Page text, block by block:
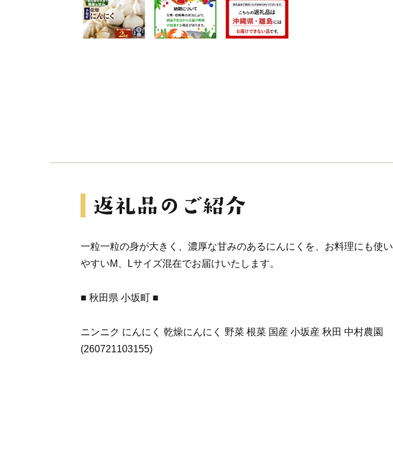
一粒一粒の身が大きく、濃厚な甘みのあるにんにくを、お料理にも使い
やすいM、Lサイズ混在でお届けいたします。
■ 秋田県 小坂町 ■
ニンニク にんにく 乾燥にんにく 野菜 根菜 国産 小坂産 秋田 中村農園
(260721103155)